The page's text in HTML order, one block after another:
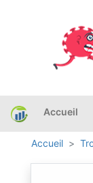
Accueil
Accueil